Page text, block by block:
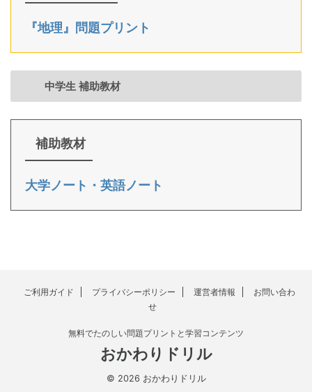
『地理』問題プリント
中学生 補助教材
補助教材
大学ノート・英語ノート
ご利用ガイド プライバシーポリシー 運営者情報
お問い合わ
せ
無料でたのしい問題プリントと学習コンテンツ
おかわりドリル
© 2026 おかわりドリル